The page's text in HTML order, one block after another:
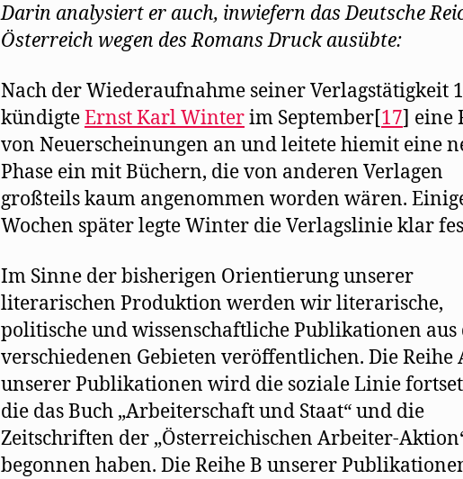
Darin analysiert er auch, inwiefern das Deutsche
Österreich wegen des Romans Druck ausübte:
Nach der Wiederaufnahme seiner Verlagstätigkeit
kündigteErnst Karl Winterim September[17] eine
von Neuerscheinungen an und leitete hiemit eine
Phase ein mit Büchern, die von anderen Verlagen
großteils kaum angenommen worden wären.
Wochen später legte Winter die Verlagslinie klar
Im Sinne der bisherigen Orientierung unserer
literarischen Produktion werden wir literarische,
politische und wissenschaftliche Publikationen
verschiedenen Gebieten veröffentlichen. Die Reihe
unserer Publikationen wird die soziale Linie
die das Buch „Arbeiterschaft und Staat“ und die
Zeitschriften der „Österreichischen Arbeiter-
begonnen haben. Die Reihe B unserer